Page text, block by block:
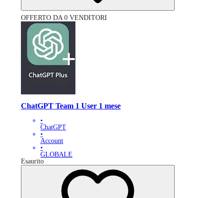
OFFERTO DA 0 VENDITORI
ChatGPT Team 1 User 1 mese
•
ChatGPT
•
Account
•
GLOBALE
Esaurito